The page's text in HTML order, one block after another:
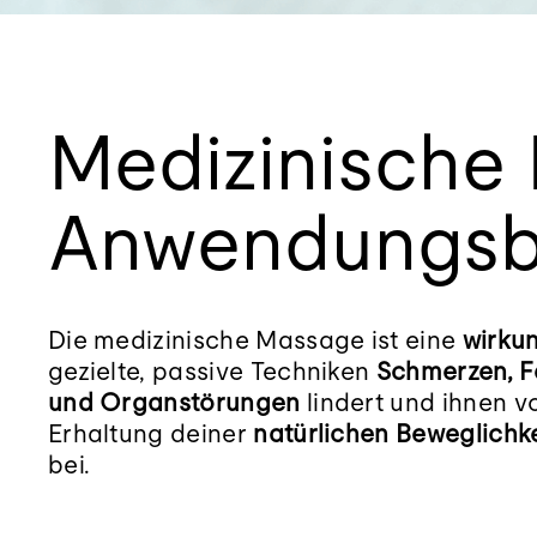
Medizinische
Die medizinische Massage ist eine
gezielte, passive Techniken Schmerzen,
und Organstörungen lindert und ihnen
Erhaltung deiner natürlichen
bei.